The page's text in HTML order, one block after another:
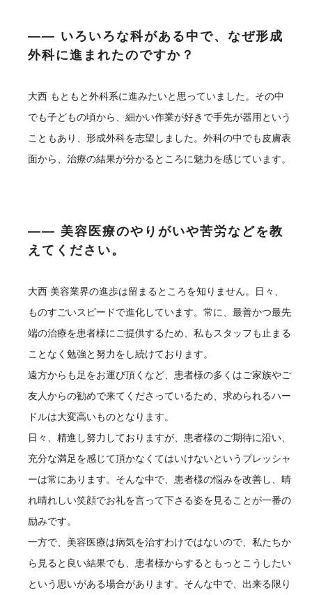
―― いろいろな科がある中で、なぜ形成
外科に進まれたのですか？
大西 もともと外科系に進みたいと思っていました。その中
でも子どもの頃から、細かい作業が好きで手先が器用という
こともあり、形成外科を志望しました。外科の中でも皮膚表
面から、治療の結果が分かるところに魅力を感じています。
―― 美容医療のやりがいや苦労などを教
えてください。
大西 美容業界の進歩は留まるところを知りません。日々、
ものすごいスピードで進化しています。常に、最善かつ最先
端の治療を患者様にご提供するため、私もスタッフも止まる
ことなく勉強と努力をし続けております。
遠方からも足をお運び頂くなど、患者様の多くはご家族やご
友人からの勧めで来てくださっているため、求められるハー
ドルは大変高いものとなります。
日々、精進し努力しておりますが、患者様のご期待に沿い、
充分な満足を感じて頂かなくてはいけないというプレッシャ
ーは常にあります。そんな中で、患者様の悩みを改善し、晴
れ晴れしい笑顔でお礼を言って下さる姿を見ることが一番の
励みです。
一方で、美容医療は病気を治すわけではないので、私たちか
ら見ると良い結果でも、患者様からするともっとこうしたい
という思いがある場合があります。そんな中で、出来る限り